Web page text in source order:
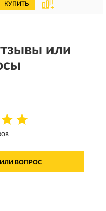
КУПИТЬ
или
ВОПРОС